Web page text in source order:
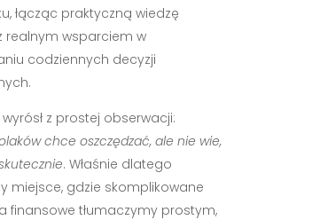
łącząc praktyczną wiedzę
realnym wsparciem w
codziennych decyzji
z prostej obserwacji:
chce oszczędzać, ale nie wie,
. Właśnie dlatego
miejsce, gdzie skomplikowane
finansowe tłumaczymy prostym,